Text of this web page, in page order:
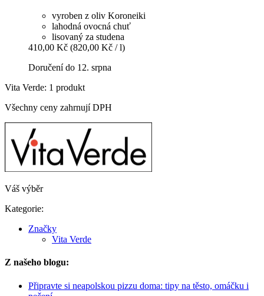
vyroben z oliv Koroneiki
lahodná ovocná chuť
lisovaný za studena
410,00 Kč (820,00 Kč / l)
Doručení do 12. srpna
Vita Verde: 1 produkt
Všechny ceny zahrnují DPH
Váš výběr
Kategorie:
Značky
Vita Verde
Z našeho blogu:
Připravte si neapolskou pizzu doma: tipy na těsto, omáčku i